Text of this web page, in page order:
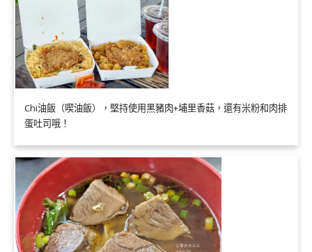
Chi油飯（喫油飯），堅持使用黑豬肉+埔里香菇，還有米粉和肉排
蛋吐司哦！